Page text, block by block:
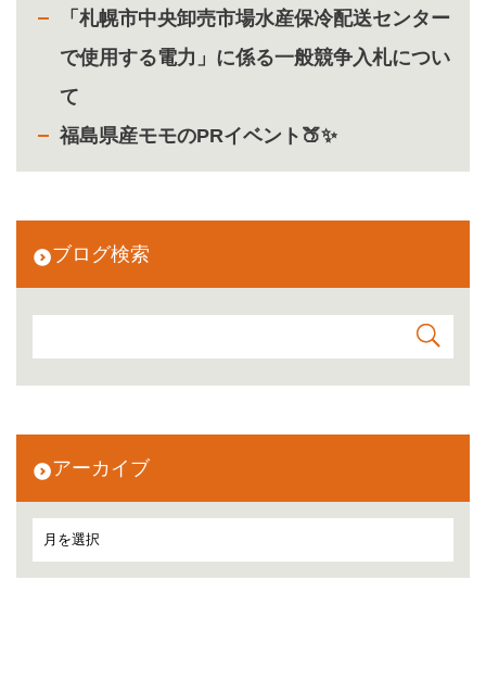
「札幌市中央卸売市場水産保冷配送センター
で使用する電力」に係る一般競争入札につい
て
福島県産モモのPRイベント🍑✨
ブログ検索
アーカイブ